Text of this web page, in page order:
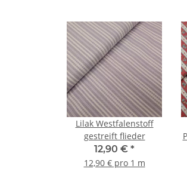
Lilak Westfalenstoff
gestreift flieder
12,90 € *
12,90 € pro 1 m